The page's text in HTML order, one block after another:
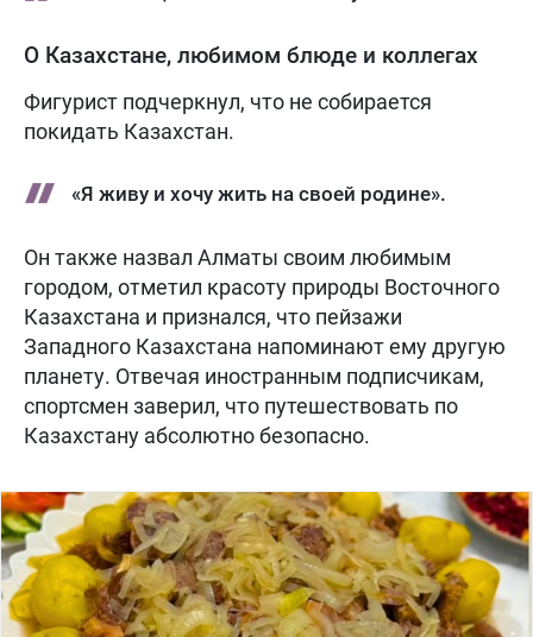
О Казахстане, любимом блюде и коллегах
Фигурист подчеркнул, что не собирается
покидать Казахстан.
«Я живу и хочу жить на своей родине».
Он также назвал Алматы своим любимым
городом, отметил красоту природы Восточного
Казахстана и признался, что пейзажи
Западного Казахстана напоминают ему другую
планету. Отвечая иностранным подписчикам,
спортсмен заверил, что путешествовать по
Казахстану абсолютно безопасно.